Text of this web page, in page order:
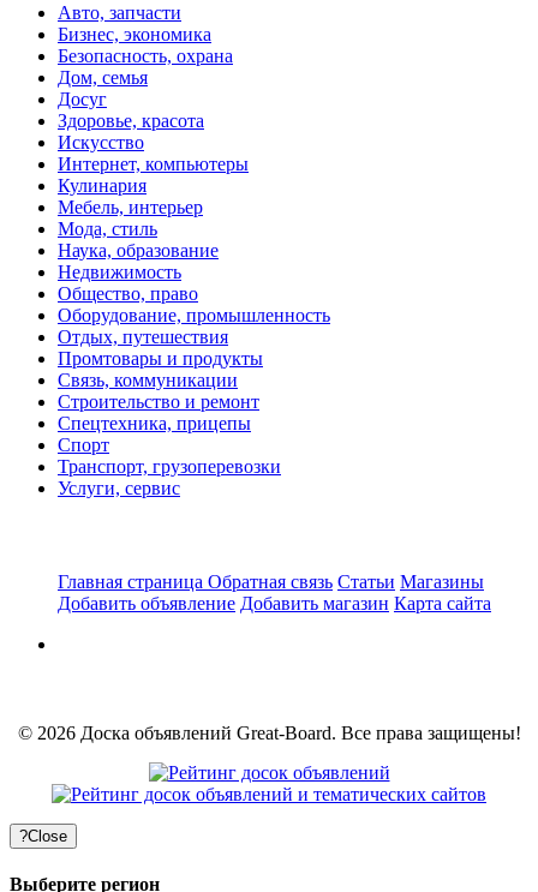
Авто, запчасти
Бизнес, экономика
Безопасность, охрана
Дом, семья
Досуг
Здоровье, красота
Искусство
Интернет, компьютеры
Кулинария
Мебель, интерьер
Мода, стиль
Наука, образование
Недвижимость
Общество, право
Оборудование, промышленность
Отдых, путешествия
Промтовары и продукты
Связь, коммуникации
Строительство и ремонт
Спецтехника, прицепы
Спорт
Транспорт, грузоперевозки
Услуги, сервис
Главная страница Обратная связь Статьи Магазины
Добавить объявление Добавить магазин Карта сайта
© 2026 Доска объявлений Great-Board. Все права защищены!
?Close
Выберите регион